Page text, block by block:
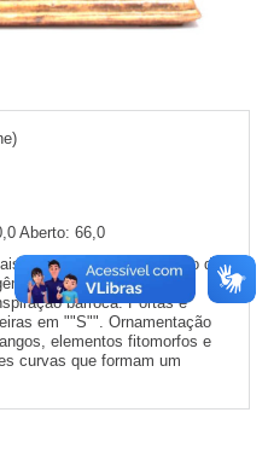
Aberto: 66,0
e Ornamentais: "Oratório de
Decoração estilizada,
barroca. Portas e
em ""S"". Ornamentação
elementos fitomorfos e
curvas que formam um